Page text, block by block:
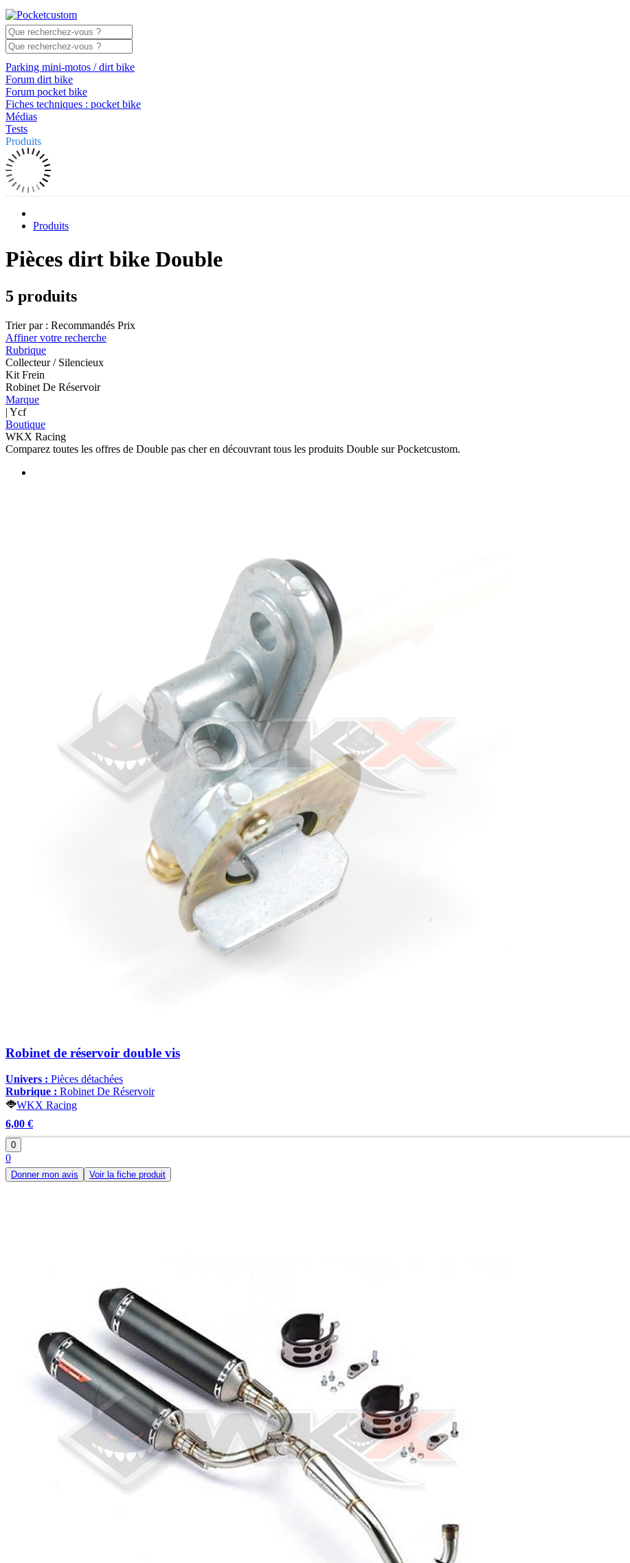
Parking mini-motos / dirt bike
Forum dirt bike
Forum pocket bike
Fiches techniques : pocket bike
Médias
Tests
Produits
Produits
Pièces dirt bike Double
5 produits
Trier par : Recommandés Prix
Affiner votre recherche
Rubrique
Collecteur / Silencieux
Kit Frein
Robinet De Réservoir
Marque
| Ycf
Boutique
WKX Racing
Comparez toutes les offres de Double pas cher en découvrant tous les produits Double sur Pocketcustom.
Robinet de réservoir double vis
Univers : Pièces détachées
Rubrique : Robinet De Réservoir
WKX Racing
6,00 €
0
0
Donner mon avis Voir la fiche produit